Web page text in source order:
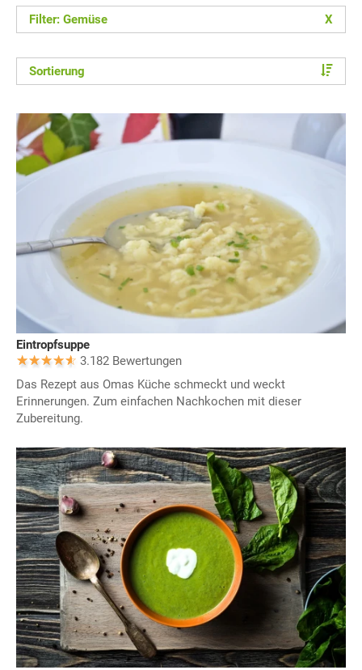
Filter: Gemüse X
Sortierung
Eintropfsuppe
3.182 Bewertungen
Das Rezept aus Omas Küche schmeckt und weckt
Erinnerungen. Zum einfachen Nachkochen mit dieser
Zubereitung.